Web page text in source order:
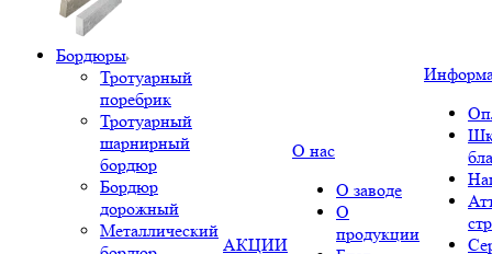
Бордюры
Тротуарный
поребрик
Тротуарный
шарнирный
бордюр
Бордюр
дорожный
Металлический
АКЦИИ
О нас
О заводе
О
продукции